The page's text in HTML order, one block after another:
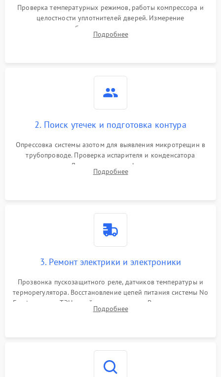
работе
2000 ₽ Подробнее →
1000 ₽
1800 ₽
Проверка температурных режимов, работы компрессора и
целостности уплотнителей дверей. Измерение
сопротивления обмоток мотора, проверка термостата и
считывание кодов ошибок с электронного дисплея.
Подробнее
2. Поиск утечек и подготовка контура
Опрессовка системы азотом для выявления микротрещин в
трубопроводе. Проверка испарителя и конденсатора
течеискателем. Демонтаж старого фильтра-осушителя и
продувка капиллярной трубки для устранения засоров.
Подробнее
3. Ремонт электрики и электроники
Прозвонка пускозащитного реле, датчиков температуры и
терморегулятора. Восстановление цепей питания системы No
Frost, включая ТЭН оттайки и вентилятор. Ремонт или замена
платы управления при сбоях алгоритмов.
Подробнее